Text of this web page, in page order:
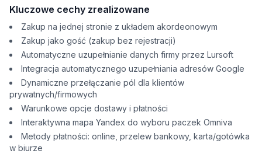
Kluczowe cechy zrealizowane
Zakup na jednej stronie z układem akordeonowym
Zakup jako gość (zakup bez rejestracji)
Automatyczne uzupełnianie danych firmy przez Lursoft
Integracja automatycznego uzupełniania adresów Google
Dynamiczne przełączanie pól dla klientów
prywatnych/firmowych
Warunkowe opcje dostawy i płatności
Interaktywna mapa Yandex do wyboru paczek Omniva
Metody płatności: online, przelew bankowy, karta/gotówka
w biurze